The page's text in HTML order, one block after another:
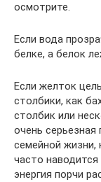
осмотрите.
Если вода
белке, а белок
Если желток
столбики, как
столбик или
очень серьезная
семейной жизни,
часто
энергия порчи